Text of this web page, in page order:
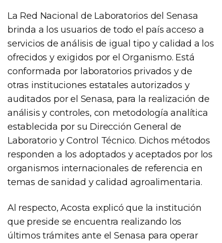
La Red Nacional de Laboratorios del Senasa
brinda a los usuarios de todo el país acceso a
servicios de análisis de igual tipo y calidad a los
ofrecidos y exigidos por el Organismo. Está
conformada por laboratorios privados y de
otras instituciones estatales autorizados y
auditados por el Senasa, para la realización de
análisis y controles, con metodología analítica
establecida por su Dirección General de
Laboratorio y Control Técnico. Dichos métodos
responden a los adoptados y aceptados por los
organismos internacionales de referencia en
temas de sanidad y calidad agroalimentaria.
Al respecto, Acosta explicó que la institución
que preside se encuentra realizando los
últimos trámites ante el Senasa para operar